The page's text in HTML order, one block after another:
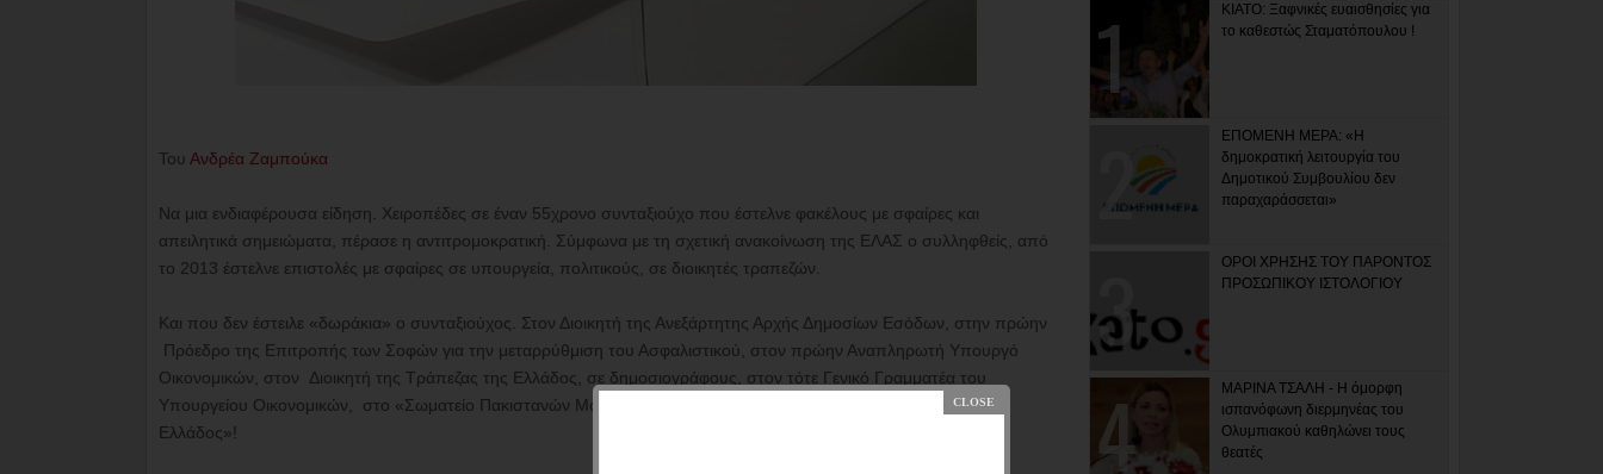
Toυ Ανδρέα Ζαμπούκα
Να μια ενδιαφέρουσα είδηση. Χειροπέδες σε έναν 55χρονο συνταξιούχο που έστελνε φακέλους με σφαίρες και
απειλητικά σημειώματα, πέρασε η αντιτρομοκρατική. Σύμφωνα με τη σχετική ανακοίνωση της ΕΛΑΣ ο συλληφθείς, από
το 2013 έστελνε επιστολές με σφαίρες σε υπουργεία, πολιτικούς, σε διοικητές τραπεζών.
Και που δεν έστειλε «δωράκια» ο συνταξιούχος. Στον Διοικητή της Ανεξάρτητης Αρχής Δημοσίων Εσόδων, στην πρώην
Πρόεδρο της Επιτροπής των Σοφών για την μεταρρύθμιση του Ασφαλιστικού, στον πρώην Αναπληρωτή Υπουργό
Οικονομικών, στον Διοικητή της Τράπεζας της Ελλάδος, σε δημοσιογράφους, στον τότε Γενικό Γραμματέα του
Υπουργείου Οικονομικών, στο «Σωματείο Πακιστανών Μουσουλμάνων Ελλάδος, στην «Μουσουλμανική Ένωση
Ελλάδος»!
ΚΙΑΤΟ: Ξαφνικές ευαισθησίες για
το καθεστώς Σταματόπουλου !
ΕΠΟΜΕΝΗ ΜΕΡΑ: «Η
δημοκρατική λειτουργία του
Δημοτικού Συμβουλίου δεν
παραχαράσσεται»
ΟΡΟΙ ΧΡΗΣΗΣ ΤΟΥ ΠΑΡΟΝΤΟΣ
ΠΡΟΣΩΠΙΚΟΥ ΙΣΤΟΛΟΓΙΟΥ
ΜΑΡΙΝΑ ΤΣΑΛΗ - Η όμορφη
ισπανόφωνη διερμηνέας του
Ολυμπιακού καθηλώνει τους
θεατές